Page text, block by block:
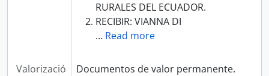
RURALES DEL ECUADOR.
RECIBIR: VIANNA DI
… Read more
Valorizació
Documentos de valor permanente.